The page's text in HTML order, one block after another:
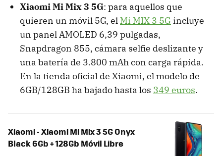
Xiaomi Mi Mix 3 5G: para aquellos que
quieren un móvil 5G, el Mi MIX 3 5G incluye
un panel AMOLED 6,39 pulgadas,
Snapdragon 855, cámara selfie deslizante y
una batería de 3.800 mAh con carga rápida.
En la tienda oficial de Xiaomi, el modelo de
6GB/128GB ha bajado hasta los 349 euros.
Xiaomi - Xiaomi Mi Mix 3 5G Onyx
Black 6Gb + 128Gb Móvil Libre